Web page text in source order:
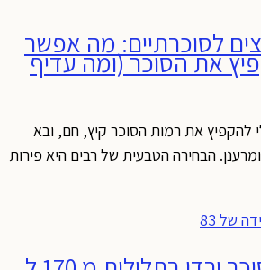
לסוכרתיים: מה אפשר
את הסוכר (ומה עדיף
להקפיץ את רמות הסוכר קיץ, חם, ובא
הבחירה הטבעית של רבים היא פירות